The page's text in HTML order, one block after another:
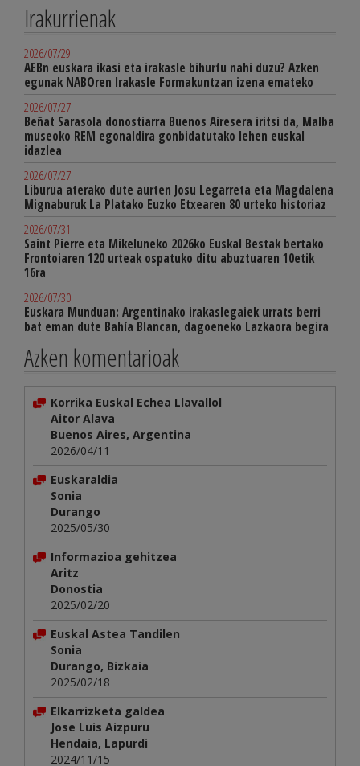
Irakurrienak
2026/07/29
AEBn euskara ikasi eta irakasle bihurtu nahi duzu? Azken
egunak NABOren Irakasle Formakuntzan izena emateko
2026/07/27
Beñat Sarasola donostiarra Buenos Airesera iritsi da, Malba
museoko REM egonaldira gonbidatutako lehen euskal
idazlea
2026/07/27
Liburua aterako dute aurten Josu Legarreta eta Magdalena
Mignaburuk La Platako Euzko Etxearen 80 urteko historiaz
2026/07/31
Saint Pierre eta Mikeluneko 2026ko Euskal Bestak bertako
Frontoiaren 120 urteak ospatuko ditu abuztuaren 10etik
16ra
2026/07/30
Euskara Munduan: Argentinako irakaslegaiek urrats berri
bat eman dute Bahía Blancan, dagoeneko Lazkaora begira
Azken komentarioak
Korrika Euskal Echea Llavallol
Aitor Alava
Buenos Aires, Argentina
2026/04/11
Euskaraldia
Sonia
Durango
2025/05/30
Informazioa gehitzea
Aritz
Donostia
2025/02/20
Euskal Astea Tandilen
Sonia
Durango, Bizkaia
2025/02/18
Elkarrizketa galdea
Jose Luis Aizpuru
Hendaia, Lapurdi
2024/11/15